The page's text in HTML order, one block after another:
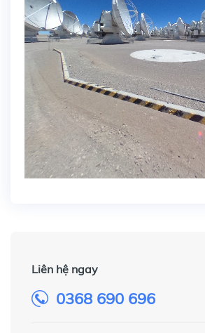
Liên hệ ngay
0368 690 696